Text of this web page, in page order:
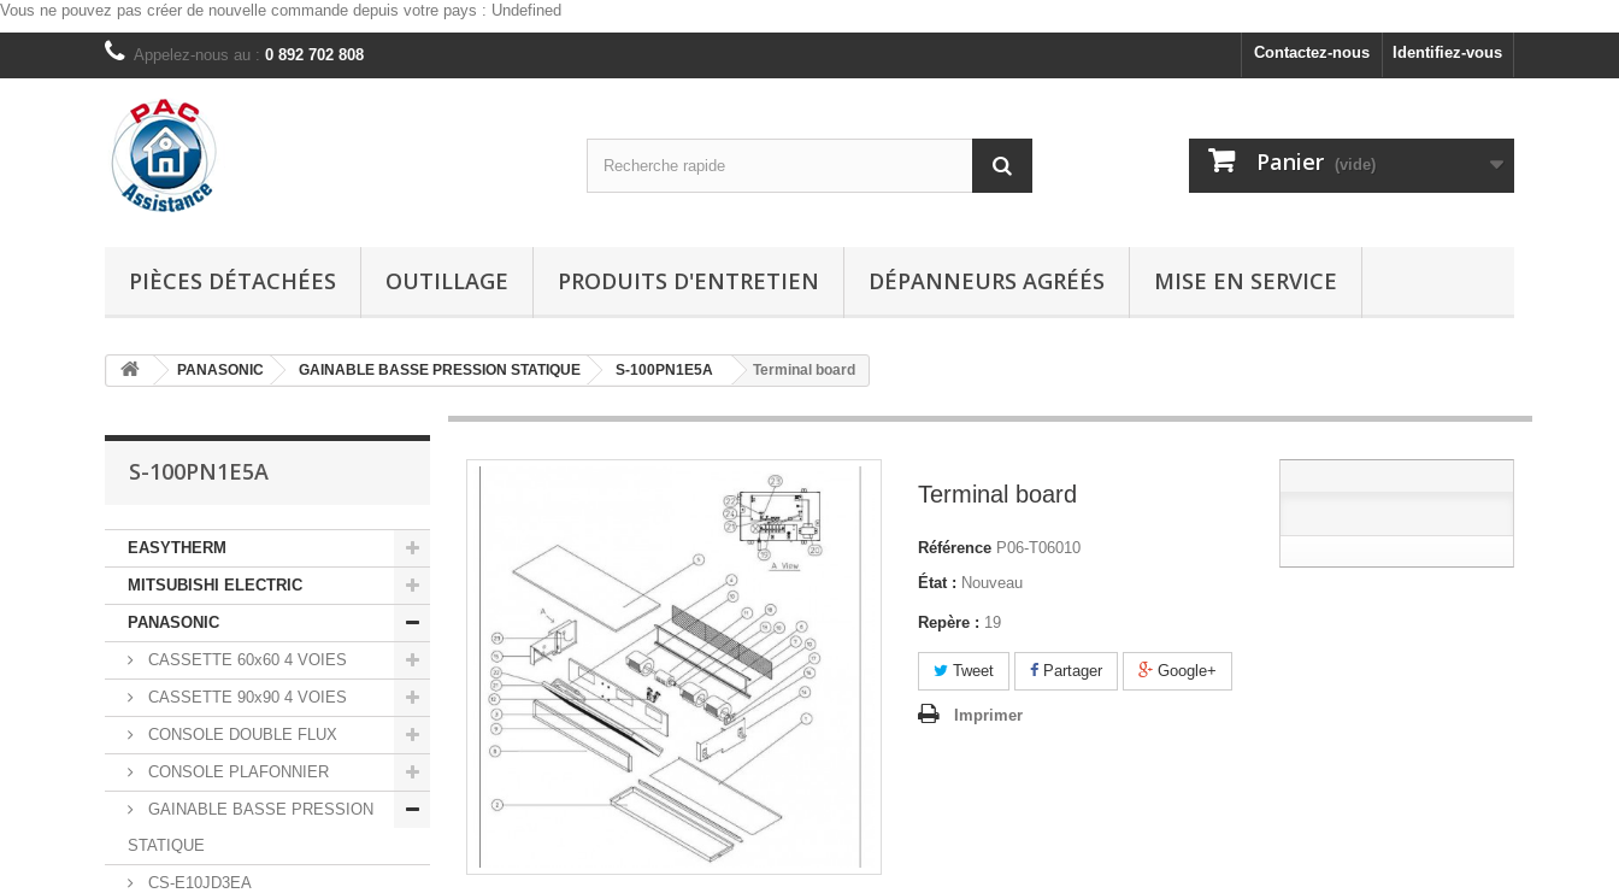
Vous ne pouvez pas créer de nouvelle commande depuis votre pays : Undefined
Identifiez-vous
Contactez-nous
Appelez-nous au : 0 892 702 808
Panier (vide)
PIÈCES DÉTACHÉES OUTILLAGE PRODUITS D'ENTRETIEN DÉPANNEURS AGRÉÉS MISE EN SERVICE
PANASONIC GAINABLE BASSE PRESSION STATIQUE S-100PN1E5A Terminal board
S-100PN1E5A
EASYTHERM
MITSUBISHI ELECTRIC
PANASONIC
CASSETTE 60x60 4 VOIES
CASSETTE 90x90 4 VOIES
CONSOLE DOUBLE FLUX
CONSOLE PLAFONNIER
GAINABLE BASSE PRESSION
STATIQUE
CS-E10JD3EA
Terminal board
Référence P06-T06010
État : Nouveau
Repère : 19
Tweet Partager Google+
Imprimer